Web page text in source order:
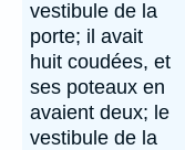
vestibule de la
porte; il avait
huit coudées, et
ses poteaux en
avaient deux; le
vestibule de la